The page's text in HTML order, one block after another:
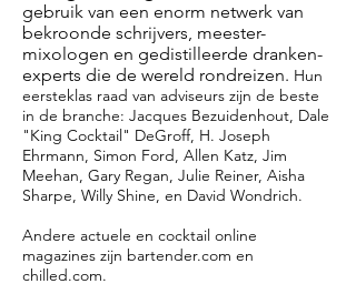
gebruik van een enorm netwerk van
bekroonde schrijvers, meester-
mixologen en gedistilleerde dranken-
experts die de wereld rondreizen. Hun
eersteklas raad van adviseurs zijn de beste
in de branche: Jacques Bezuidenhout, Dale
"King Cocktail" DeGroff, H. Joseph
Ehrmann, Simon Ford, Allen Katz, Jim
Meehan, Gary Regan, Julie Reiner, Aisha
Sharpe, Willy Shine, en David Wondrich.
Andere actuele en cocktail online
magazines zijn bartender.com en
chilled.com.